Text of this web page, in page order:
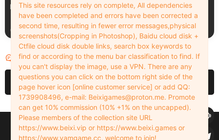
Monica_2_2_2
9小时前
Lizhen2025
1天前
评论 0
请先登录
Copyleft © 2022-2026 beixi.vip - All Rights Freedom！
创作不易！有能力的同学可以去支持一下原创作者（我们绝对支持），当然
This site resources rely on complete, All dependencies
have been completed and errors have been corrected a
second time, resulting in fewer error messages,physical
screenshots(Cropping in Photoshop), Baidu cloud disk +
Ctfile cloud disk double links, search box keywords to
find or according to the menu bar classification to find. If
you can't display the image, use a VPN. There are any
questions you can click on the bottom right side of the
page hover icon [online customer service] or add QQ:
1739908496, e-mail: Beixigames@proton.me. Promote
can get 10% commission (10% +1% on the uncapped).
Please members of the collection site URL
https://www.beixi.vip or https://www.beixi.games or
https://www.vamgame.cc, welcome to join!